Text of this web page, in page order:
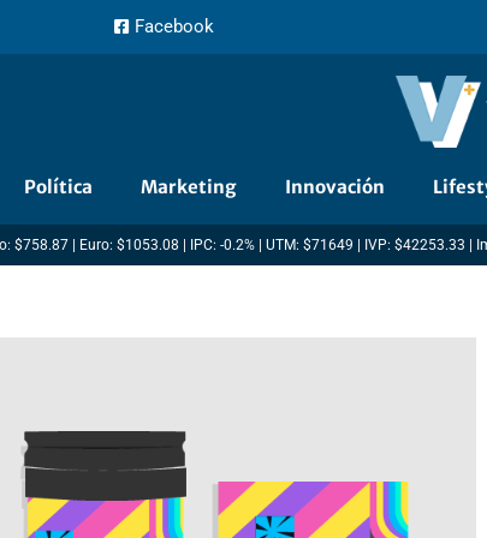
Facebook
Política Marketing Innovación
| Euro: $1053.08 | IPC: -0.2% | UTM: $71649 | IVP: $42253.33 |